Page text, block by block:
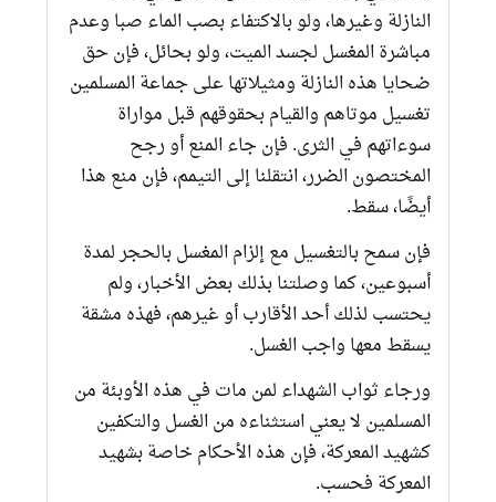
النازلة وغيرها، ولو بالاكتفاء بصب الماء صبا وعدم
مباشرة المغسل لجسد الميت، ولو بحائل، فإن حق
ضحايا هذه النازلة ومثيلاتها على جماعة المسلمين
تغسيل موتاهم والقيام بحقوقهم قبل مواراة
سوءاتهم في الثرى. فإن جاء المنع أو رجح
المختصون الضرر، انتقلنا إلى التيمم، فإن منع هذا
أيضًا، سقط.
فإن سمح بالتغسيل مع إلزام المغسل بالحجر لمدة
أسبوعين، كما وصلتنا بذلك بعض الأخبار، ولم
يحتسب لذلك أحد الأقارب أو غيرهم، فهذه مشقة
يسقط معها واجب الغسل.
ورجاء ثواب الشهداء لمن مات في هذه الأوبئة من
المسلمين لا يعني استثناءه من الغسل والتكفين
كشهيد المعركة، فإن هذه الأحكام خاصة بشهيد
المعركة فحسب.